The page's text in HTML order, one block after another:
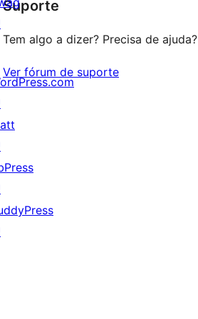
reviews
Suporte
Tem algo a dizer? Precisa de ajuda?
Ver fórum de suporte